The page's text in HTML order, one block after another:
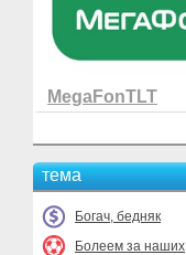
MegaFonTLT
тема
Богач, бедняк
Болеем за наших